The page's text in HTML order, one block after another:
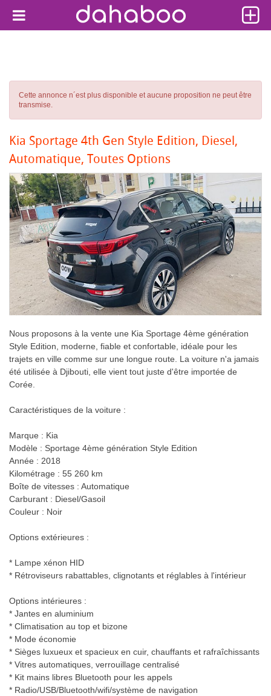
Cette annonce n´est plus disponible et aucune proposition ne peut être
transmise.
Kia Sportage 4th Gen Style Edition, Diesel,
Automatique, Toutes Options
Nous proposons à la vente une Kia Sportage 4ème génération
Style Edition, moderne, fiable et confortable, idéale pour les
trajets en ville comme sur une longue route. La voiture n'a jamais
été utilisée à Djibouti, elle vient tout juste d'être importée de
Corée.
Caractéristiques de la voiture :
Marque : Kia
Modèle : Sportage 4ème génération Style Edition
Année : 2018
Kilométrage : 55 260 km
Boîte de vitesses : Automatique
Carburant : Diesel/Gasoil
Couleur : Noir
Options extérieures :
* Lampe xénon HID
* Rétroviseurs rabattables, clignotants et réglables à l'intérieur
Options intérieures :
* Jantes en aluminium
* Climatisation au top et bizone
* Mode économie
* Sièges luxueux et spacieux en cuir, chauffants et rafraîchissants
* Vitres automatiques, verrouillage centralisé
* Kit mains libres Bluetooth pour les appels
* Radio/USB/Bluetooth/wifi/système de navigation